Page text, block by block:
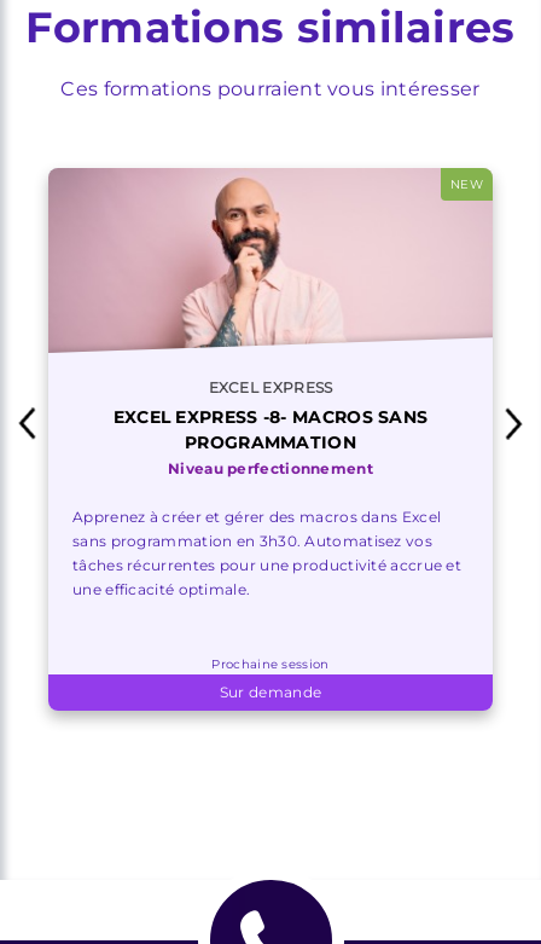
Formations similaires
Ces formations pourraient vous intéresser
NEW
EXCEL EXPRESS
EXCEL EXPRESS -8- MACROS SANS
PROGRAMMATION
Niveau perfectionnement
Apprenez à créer et gérer des macros dans Excel
sans programmation en 3h30. Automatisez vos
tâches récurrentes pour une productivité accrue et
une efficacité optimale.
Prochaine session
Sur demande